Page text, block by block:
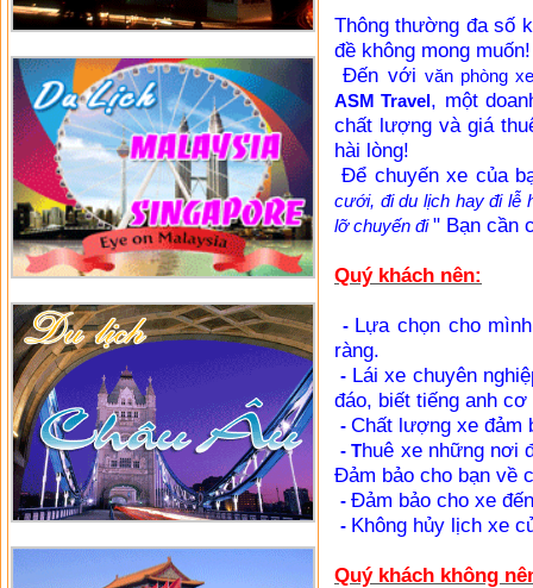
Thông thường đa số
đề không mong muốn!
Đến với văn phòng
ASM Travel, một
chất lượng và giá
hài lòng!
Để chuyến xe của
cưới, đi du lịch hay đi lễ
lỡ chuyến đi " Bạn cần
Quý khách nên:
- Lựa chọn cho
ràng.
- Lái xe chuyên
đáo, biết tiếng anh cơ
- Chất lượng xe đảm
- Thuê xe những nơi
Đảm bảo cho bạn về
- Đảm bảo cho xe
- Không hủy lịch xe
Quý khách không